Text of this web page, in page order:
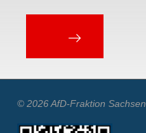
© 2026 AfD-Fraktion Sachsen